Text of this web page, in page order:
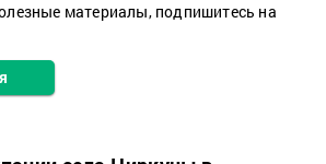
материалы, подпишитесь на